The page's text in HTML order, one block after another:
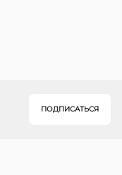
ПОДПИСАТЬСЯ